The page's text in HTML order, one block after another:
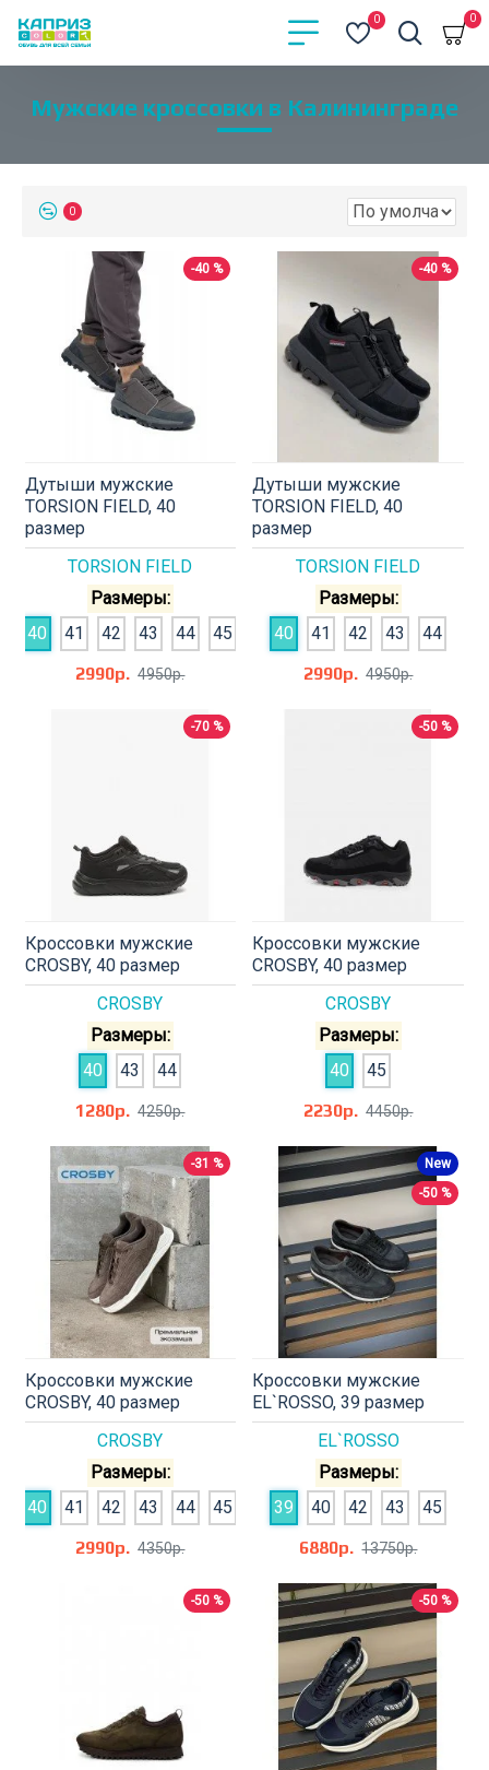
0 0
Мужские кроссовки в Калининграде
0
-40 %
TORSION FIELD
Дутыши мужские
TORSION FIELD, 40
размер
Размеры:
40
41 42 43 44
45
2990р. 4950р.
-40 %
TORSION FIELD
Дутыши мужские
TORSION FIELD, 40
размер
Размеры:
40
41 42 43
44
2990р. 4950р.
-70 %
CROSBY
Кроссовки мужские
CROSBY, 40 размер
Размеры:
40
43
44
1280р. 4250р.
-50 %
CROSBY
Кроссовки мужские
CROSBY, 40 размер
Размеры:
40
45
2230р. 4450р.
-31 %
CROSBY
Кроссовки мужские
CROSBY, 40 размер
Размеры:
40
41 42 43 44
45
2990р. 4350р.
New
-50 %
EL`ROSSO
Кроссовки мужские
EL`ROSSO, 39 размер
Размеры:
39
40 42 43
45
6880р. 13750р.
-50 % -50 %